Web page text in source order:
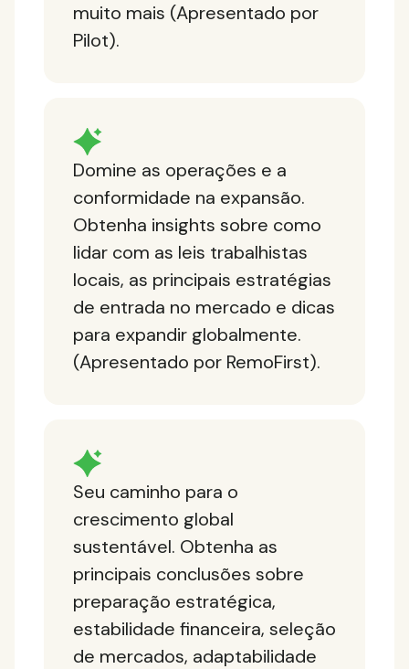
muito mais (Apresentado por
Pilot).
Domine as operações e a
conformidade na expansão.
Obtenha insights sobre como
lidar com as leis trabalhistas
locais, as principais estratégias
de entrada no mercado e dicas
para expandir globalmente.
(Apresentado por RemoFirst).
Seu caminho para o
crescimento global
sustentável. Obtenha as
principais conclusões sobre
preparação estratégica,
estabilidade financeira, seleção
de mercados, adaptabilidade